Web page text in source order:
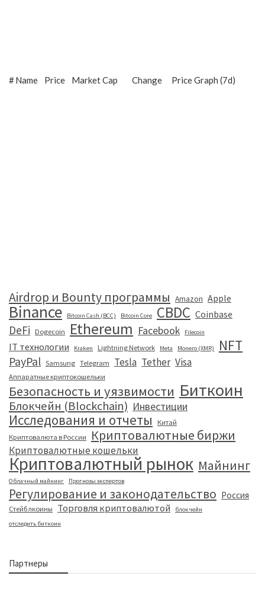
#Name Price Market Cap Change Price Graph (7d)
Airdrop и Bounty программы Amazon Apple
Binance Bitcoin Cash (BCC) Bitcoin Core CBDC Coinbase
DeFi Dogecoin Ethereum Facebook Filecoin
IT технологии Kraken Lightning Network Meta Monero (XMR) NFT
PayPal Samsung Telegram Tesla Tether Visa
Аппаратные криптокошельки
Безопасность и уязвимости Биткоин
Блокчейн (Blockchain) Инвестиции
Исследования и отчеты
Китай
Криптовалюта в России
Криптовалютные биржи
Криптовалютные кошельки
Криптовалютный рынок Майнинг
Облачный майнинг Прогнозы экспертов
Регулирование и законодательство Россия
Стейблкоины Торговля криптовалютой
блокчейн
отследить биткоин
Партнеры